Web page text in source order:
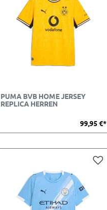
PUMA BVB HOME JERSEY
REPLICA HERREN
99,95 €*